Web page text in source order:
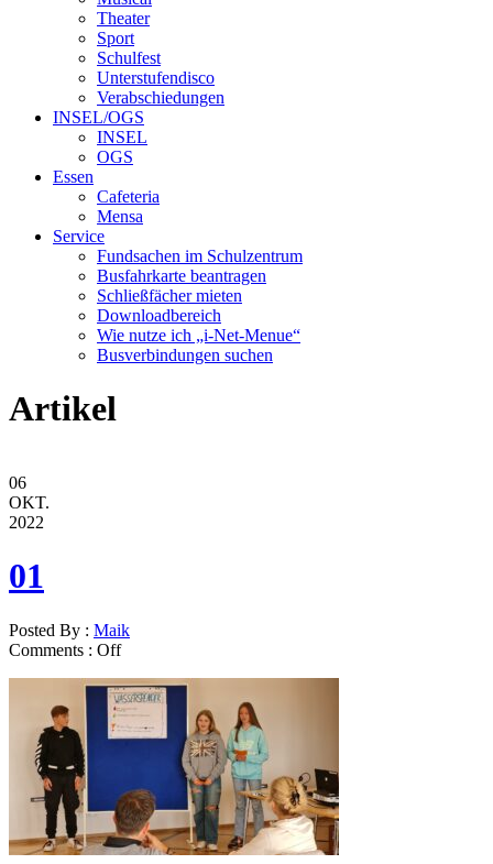
Theater
Sport
Schulfest
Unterstufendisco
Verabschiedungen
INSEL/OGS
INSEL
OGS
Essen
Cafeteria
Mensa
Service
Fundsachen im Schulzentrum
Busfahrkarte beantragen
Schließfächer mieten
Downloadbereich
Wie nutze ich „i-Net-Menue“
Busverbindungen suchen
Artikel
06
OKT.
2022
01
Posted By : Maik
Comments : Off